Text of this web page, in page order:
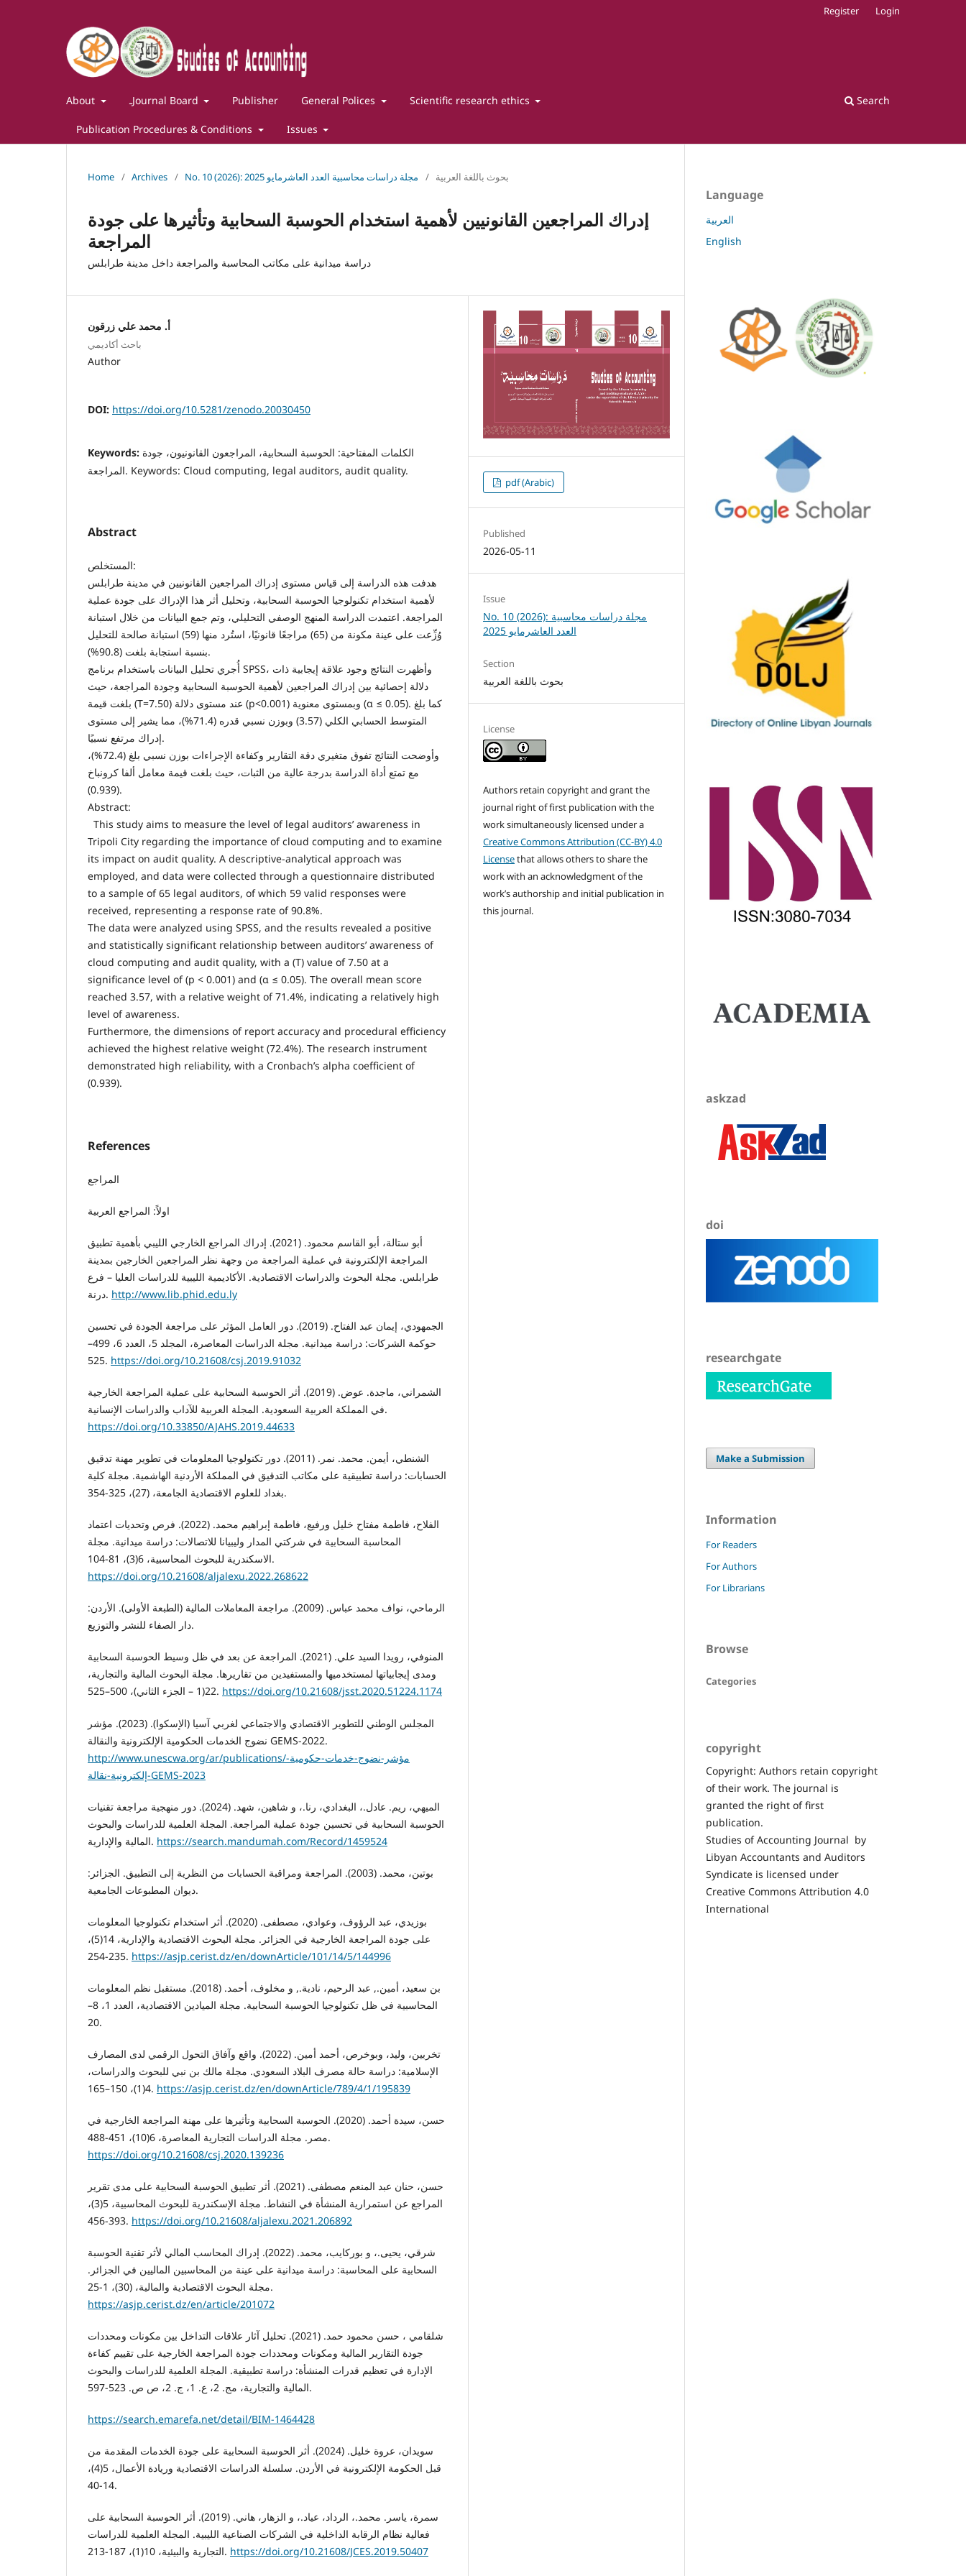
About ـJournal Board Publisher General Polices Scientific research ethics
Publication Procedures & Conditions Issues
Search
Register Login
Home / Archives / No. 10 (2026): مجلة دراسات محاسبية العدد العاشرمايو 2025 / بحوث باللغة العربية
إدراك المراجعين القانونيين لأهمية استخدام الحوسبة السحابية وتأثيرها على جودة
المراجعة
دراسة ميدانية على مكاتب المحاسبة والمراجعة داخل مدينة طرابلس
أ. محمد علي زرقون
باحث أكاديمي
Author
DOI: https://doi.org/10.5281/zenodo.20030450
Keywords: الكلمات المفتاحية: الحوسبة السحابية، المراجعون القانونيون، جودة
المراجعة. Keywords: Cloud computing, legal auditors, audit quality.
Abstract
المستخلص:
هدفت هذه الدراسة إلى قياس مستوى إدراك المراجعين القانونيين في مدينة طرابلس
لأهمية استخدام تكنولوجيا الحوسبة السحابية، وتحليل أثر هذا الإدراك على جودة عملية
المراجعة. اعتمدت الدراسة المنهج الوصفي التحليلي، وتم جمع البيانات من خلال استبانة
وُزِّعت على عينة مكونة من (65) مراجعًا قانونيًا، استُرد منها (59) استبانة صالحة للتحليل
بنسبة استجابة بلغت (90.8%).
أُجري تحليل البيانات باستخدام برنامج SPSS، وأظهرت النتائج وجود علاقة إيجابية ذات
دلالة إحصائية بين إدراك المراجعين لأهمية الحوسبة السحابية وجودة المراجعة، حيث
بلغت قيمة (T=7.50) عند مستوى دلالة (p<0.001) وبمستوى معنوية (α ≤ 0.05). كما بلغ
المتوسط الحسابي الكلي (3.57) وبوزن نسبي قدره (71.4%)، مما يشير إلى مستوى
إدراك مرتفع نسبيًا.
وأوضحت النتائج تفوق متغيري دقة التقارير وكفاءة الإجراءات بوزن نسبي بلغ (72.4%)،
مع تمتع أداة الدراسة بدرجة عالية من الثبات، حيث بلغت قيمة معامل ألفا كرونباخ
(0.939).
Abstract:
This study aims to measure the level of legal auditors’ awareness in
Tripoli City regarding the importance of cloud computing and to examine
its impact on audit quality. A descriptive-analytical approach was
employed, and data were collected through a questionnaire distributed
to a sample of 65 legal auditors, of which 59 valid responses were
received, representing a response rate of 90.8%.
The data were analyzed using SPSS, and the results revealed a positive
and statistically significant relationship between auditors’ awareness of
cloud computing and audit quality, with a (T) value of 7.50 at a
significance level of (p < 0.001) and (α ≤ 0.05). The overall mean score
reached 3.57, with a relative weight of 71.4%, indicating a relatively high
level of awareness.
Furthermore, the dimensions of report accuracy and procedural efficiency
achieved the highest relative weight (72.4%). The research instrument
demonstrated high reliability, with a Cronbach’s alpha coefficient of
(0.939).
References
المراجع
اولاً: المراجع العربية
أبو ستالة، أبو القاسم محمود. (2021). إدراك المراجع الخارجي الليبي بأهمية تطبيق
المراجعة الإلكترونية في عملية المراجعة من وجهة نظر المراجعين الخارجين بمدينة
طرابلس. مجلة البحوث والدراسات الاقتصادية. الأكاديمية الليبية للدراسات العليا – فرع
درنة. http://www.lib.phid.edu.ly
الجمهودي، إيمان عبد الفتاح. (2019). دور العامل المؤثر على مراجعة الجودة في تحسين
حوكمة الشركات: دراسة ميدانية. مجلة الدراسات المعاصرة، المجلد 5، العدد 6، 499–
525. https://doi.org/10.21608/csj.2019.91032
الشمراني، ماجدة. عوض. (2019). أثر الحوسبة السحابية على عملية المراجعة الخارجية
في المملكة العربية السعودية. المجلة العربية للآداب والدراسات الإنسانية.
https://doi.org/10.33850/AJAHS.2019.44633
الشنطي، أيمن. محمد. نمر. (2011). دور تكنولوجيا المعلومات في تطوير مهنة تدقيق
الحسابات: دراسة تطبيقية على مكاتب التدقيق في المملكة الأردنية الهاشمية. مجلة كلية
بغداد للعلوم الاقتصادية الجامعة، (27)، 325-354.
الفلاح، فاطمة مفتاح خليل ورفيع، فاطمة إبراهيم محمد. (2022). فرص وتحديات اعتماد
المحاسبة السحابية في شركتي المدار وليبيانا للاتصالات: دراسة ميدانية. مجلة
الاسكندرية للبحوث المحاسبية، 6(3)، 81-104.
https://doi.org/10.21608/aljalexu.2022.268622
الرماحي، نواف محمد عباس. (2009). مراجعة المعاملات المالية (الطبعة الأولى). الأردن:
دار الصفاء للنشر والتوزيع.
المنوفي، رويدا السيد علي. (2021). المراجعة عن بعد في ظل وسيط الحوسبة السحابية
ومدى إيجابياتها لمستخدميها والمستفيدين من تقاريرها. مجلة البحوث المالية والتجارية،
22(1 – الجزء الثاني)، 500–525. https://doi.org/10.21608/jsst.2020.51224.1174
المجلس الوطني للتطوير الاقتصادي والاجتماعي لغربي آسيا (الإسكوا). (2023). مؤشر
نضوج الخدمات الحكومية الإلكترونية والنقالة GEMS-2022.
http://www.unescwa.org/ar/publications/مؤشر-نضوج-خدمات-حكومية-
إلكترونية-نقالة-GEMS-2023
الميهي، ريم. عادل.، البغدادي، رنا.، و شاهين، شهد. (2024). دور منهجية مراجعة تقنيات
الحوسبة السحابية في تحسين جودة عملية المراجعة. المجلة العلمية للدراسات والبحوث
المالية والإدارية. https://search.mandumah.com/Record/1459524
بوتين، محمد. (2003). المراجعة ومراقبة الحسابات من النظرية إلى التطبيق. الجزائر:
ديوان المطبوعات الجامعية.
بوزيدي، عبد الرؤوف، وعوادي، مصطفى. (2020). أثر استخدام تكنولوجيا المعلومات
على جودة المراجعة الخارجية في الجزائر. مجلة البحوث الاقتصادية والإدارية، 14(5)،
235-254. https://asjp.cerist.dz/en/downArticle/101/14/5/144996
بن سعيد، أمين., عبد الرحيم، نادية., و مخلوف، أحمد. (2018). مستقبل نظم المعلومات
المحاسبية في ظل تكنولوجيا الحوسبة السحابية. مجلة الميادين الاقتصادية، العدد 1، 8–
20.
تخربين، وليد، وبوخرص، أحمد أمين. (2022). واقع وآفاق التحول الرقمي لدى المصارف
الإسلامية: دراسة حالة مصرف البلاد السعودي. مجلة مالك بن نبي للبحوث والدراسات،
4(1)، 150–165. https://asjp.cerist.dz/en/downArticle/789/4/1/195839
حسن، سيدة أحمد. (2020). الحوسبة السحابية وتأثيرها على مهنة المراجعة الخارجية في
مصر. مجلة الدراسات التجارية المعاصرة، 6(10)، 451-488.
https://doi.org/10.21608/csj.2020.139236
حسن، حنان عبد المنعم مصطفى. (2021). أثر تطبيق الحوسبة السحابية على مدى تقرير
المراجع عن استمرارية المنشأة في النشاط. مجلة الإسكندرية للبحوث المحاسبية، 5(3)،
393-456. https://doi.org/10.21608/aljalexu.2021.206892
شرقي، يحيى.، و بوركايب، محمد. (2022). إدراك المحاسب المالي لأثر تقنية الحوسبة
السحابية على المحاسبة: دراسة ميدانية على عينة من المحاسبين الماليين في الجزائر.
مجلة البحوث الاقتصادية والمالية، (30)، 1-25.
https://asjp.cerist.dz/en/article/201072
شلقامي ، حسن محمود حمد. (2021). تحليل آثار علاقات التداخل بين مكونات ومحددات
جودة التقارير المالية ومكونات ومحددات جودة المراجعة الخارجية على تقييم كفاءة
الإدارة في تعظيم قدرات المنشأة: دراسة تطبيقية. المجلة العلمية للدراسات والبحوث
المالية والتجارية، مج. 2، ع. 1، ج. 2، ص ص. 523-597.
https://search.emarefa.net/detail/BIM-1464428
سويدان، عروة خليل. (2024). أثر الحوسبة السحابية على جودة الخدمات المقدمة من
قبل الحكومة الإلكترونية في الأردن. سلسلة الدراسات الاقتصادية وريادة الأعمال، 5(4)،
14-40.
سمرة، ياسر. محمد.، الرداد، عياد.، و الزهار، هاني. (2019). أثر الحوسبة السحابية على
فعالية نظام الرقابة الداخلية في الشركات الصناعية الليبية. المجلة العلمية للدراسات
التجارية والبيئية، 10(1)، 187-213. https://doi.org/10.21608/JCES.2019.50407
pdf (Arabic)
Published
2026-05-11
Issue
No. 10 (2026): مجلة دراسات محاسبية
العدد العاشرمايو 2025
Section
بحوث باللغة العربية
License
Authors retain copyright and grant the
journal right of first publication with the
work simultaneously licensed under a
Creative Commons Attribution (CC-BY) 4.0
Licensethat allows others to share the
work with an acknowledgment of the
work’s authorship and initial publication in
this journal.
Language
العربية
English
askzad
doi
researchgate
Make a Submission
Information
For Readers
For Authors
For Librarians
Browse
Categories
copyright
Copyright: Authors retain copyright
of their work. The journal is
granted the right of first
publication.
Studies of Accounting Journal by
Libyan Accountants and Auditors
Syndicate is licensed under
Creative Commons Attribution 4.0
International